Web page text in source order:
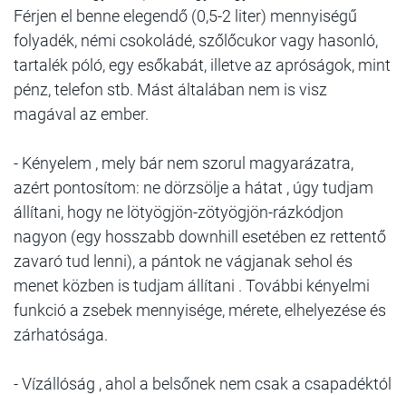
Férjen el benne elegendő (0,5-2 liter) mennyiségű
folyadék, némi csokoládé, szőlőcukor vagy hasonló,
tartalék póló, egy esőkabát, illetve az apróságok, mint
pénz, telefon stb. Mást általában nem is visz
magával az ember.
- Kényelem , mely bár nem szorul magyarázatra,
azért pontosítom: ne dörzsölje a hátat , úgy tudjam
állítani, hogy ne lötyögjön-zötyögjön-rázkódjon
nagyon (egy hosszabb downhill esetében ez rettentő
zavaró tud lenni), a pántok ne vágjanak sehol és
menet közben is tudjam állítani . További kényelmi
funkció a zsebek mennyisége, mérete, elhelyezése és
zárhatósága.
- Vízállóság , ahol a belsőnek nem csak a csapadéktól